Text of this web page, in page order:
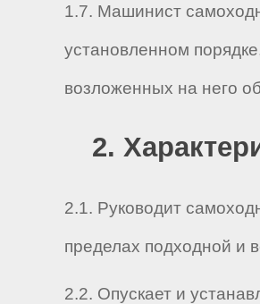
1.7. Машинист
установленном
возложенных на него
2.
2.1. Руководит
пределах подходной и
2.2. Опускает и